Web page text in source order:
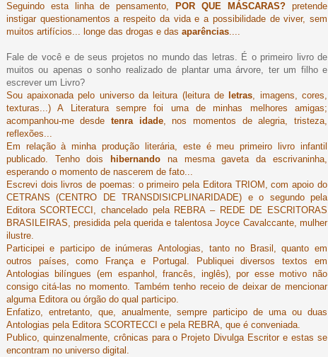
Seguindo esta linha de pensamento,
POR QUE MÁSCARAS? pretende
instigar questionamentos a respeito da vida e a possibilidade de viver, sem
muitos artifícios... longe das drogas e das aparências....
Fale de você e de seus projetos no mundo das letras. É o primeiro livro de
muitos ou apenas o sonho realizado de plantar uma árvore, ter um filho e
escrever um Livro?
Sou apaixonada pelo universo da leitura (leitura de
letras, imagens, cores,
texturas...) A Literatura sempre foi uma de minhas melhores amigas;
acompanhou-me desdetenra idade, nos momentos de alegria, tristeza,
reflexões...
Em relação à minha produção literária, este é meu primeiro livro infantil
publicado. Tenho dois
hibernando na mesma gaveta da escrivaninha,
esperando o momento de nascerem de fato...
Escrevi dois livros de poemas: o primeiro pela Editora TRIOM, com apoio do
CETRANS (CENTRO DE TRANSDISICPLINARIDADE) e o segundo pela
Editora SCORTECCI, chancelado pela REBRA – REDE DE ESCRITORAS
BRASILEIRAS, presidida pela querida e talentosa Joyce Cavalccante, mulher
ilustre.
Participei e participo de inúmeras Antologias, tanto no Brasil, quanto em
outros países, como França e Portugal. Publiquei diversos textos em
Antologias bilíngues (em espanhol, francês, inglês), por esse motivo não
consigo citá-las no momento. Também tenho receio de deixar de mencionar
alguma Editora ou órgão do qual participo.
Enfatizo, entretanto, que, anualmente, sempre participo de uma ou duas
Antologias pela Editora SCORTECCI e pela REBRA, que é conveniada.
Publico, quinzenalmente, crônicas para o Projeto Divulga Escritor e estas se
encontram no universo digital.